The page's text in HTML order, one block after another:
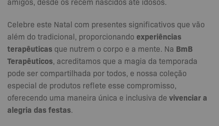
Celebre este Natal com presentes significativos que vão
além do tradicional, proporcionando experiências
terapêuticas que nutrem o corpo e a mente. Na BmB
Terapêuticos, acreditamos que a magia da temporada
pode ser compartilhada por todos, e nossa coleção
especial de produtos reflete esse compromisso,
oferecendo uma maneira única e inclusiva de vivenciar a
alegria das festas.